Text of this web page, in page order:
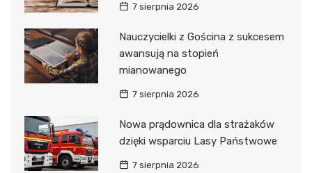
7 sierpnia 2026
Nauczycielki z Gościna z sukcesem
awansują na stopień
mianowanego
7 sierpnia 2026
Nowa prądownica dla strażaków
dzięki wsparciu Lasy Państwowe
7 sierpnia 2026